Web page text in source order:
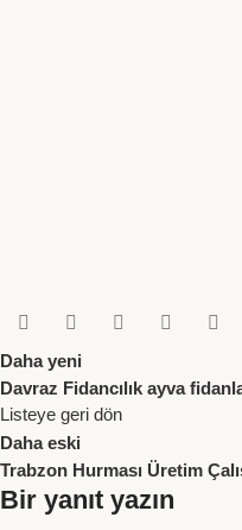
Daha yeni
Davraz Fidancılık ayva
Listeye geri dön
Daha eski
Trabzon Hurması Üretim
Bir yanıt yazın